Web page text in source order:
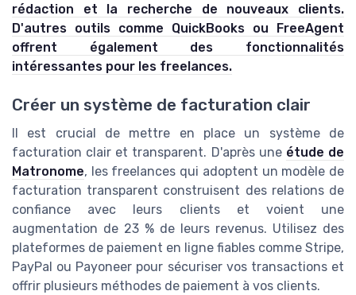
rédaction et la recherche de nouveaux clients.
D'autres outils comme QuickBooks ou FreeAgent
offrent également des fonctionnalités
intéressantes pour les freelances.
Créer un système de facturation clair
Il est crucial de mettre en place un système de
facturation clair et transparent. D'après une étude de
Matronome, les freelances qui adoptent un modèle de
facturation transparent construisent des relations de
confiance avec leurs clients et voient une
augmentation de 23 % de leurs revenus. Utilisez des
plateformes de paiement en ligne fiables comme Stripe,
PayPal ou Payoneer pour sécuriser vos transactions et
offrir plusieurs méthodes de paiement à vos clients.